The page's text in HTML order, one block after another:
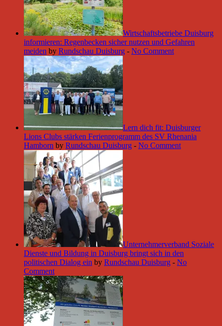
Wirtschaftsbetriebe Duisburg
informieren: Regenbecken sicher nutzen und Gefahren
meiden by Rundschau Duisburg - No Comment
Lern dich fit: Duisburger
Lions Clubs stärken Ferienprogramm des SV Rhenania
Hamborn by Rundschau Duisburg - No Comment
Unternehmerverband Soziale
Dienste und Bildung in Duisburg bringt sich in den
politischen Dialog ein by Rundschau Duisburg - No
Comment